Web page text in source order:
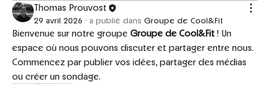
Thomas Prouvost
29 avril 2026 · a publié dans Groupe de Cool&Fit
Bienvenue sur notre groupe Groupe de Cool&Fit ! Un
espace où nous pouvons discuter et partager entre nous.
Commencez par publier vos idées, partager des médias
ou créer un sondage.